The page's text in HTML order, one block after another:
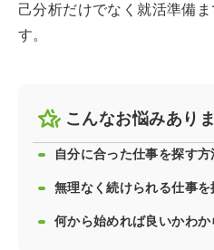
己分析だけでなく就活準備
す。
こんなお悩みあり
自分に合った仕事を探す
無理なく続けられる仕事を
何から始めれば良いかわか